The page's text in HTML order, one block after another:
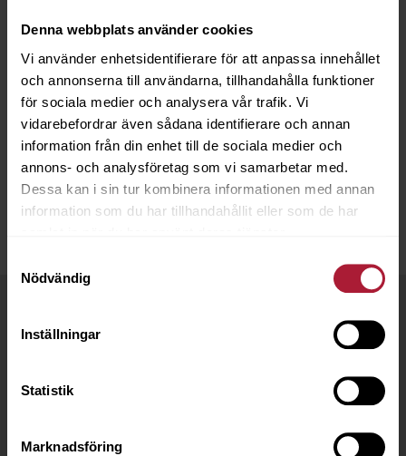
Denna webbplats använder cookies
Vi använder enhetsidentifierare för att anpassa innehållet
och annonserna till användarna, tillhandahålla funktioner
för sociala medier och analysera vår trafik. Vi
vidarebefordrar även sådana identifierare och annan
information från din enhet till de sociala medier och
annons- och analysföretag som vi samarbetar med.
Dessa kan i sin tur kombinera informationen med annan
information som du har tillhandahållit eller som de har
Nödvändig
Inställningar
Statistik
Marknadsföring
PROVER AGORA
GAIÁ
Som kund hos OC Oscarson har du flera fördelar: